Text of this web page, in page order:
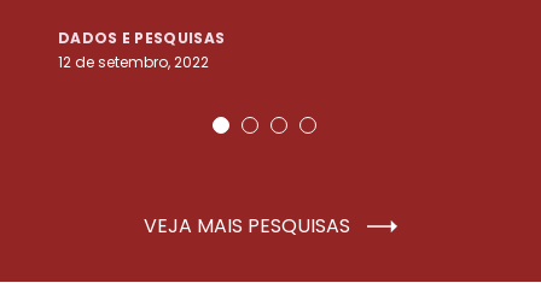
DADOS E PESQUISAS
12 de setembro, 2022
VEJA MAIS PESQUISAS